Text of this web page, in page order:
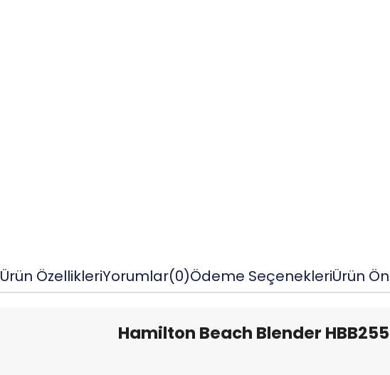
Ürün ÖzellikleriYorumlar(0)Ödeme SeçenekleriÜrün
Hamilton Beach Blender HBB255